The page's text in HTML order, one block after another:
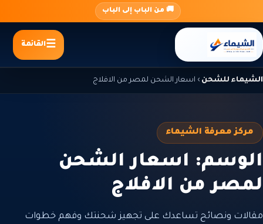
المحتوى
🚚 من الباب إلى الباب
القائمة
الشيماء للشحن › اسعار الشحن لمصر من الافلاج
مركز معرفة الشيماء
الوسم: اسعار الشحن
لمصر من الافلاج
مقالات ونصائح تساعدك على تجهيز شحنتك وفهم خطوات